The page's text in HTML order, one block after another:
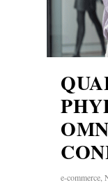
e-commerce ,